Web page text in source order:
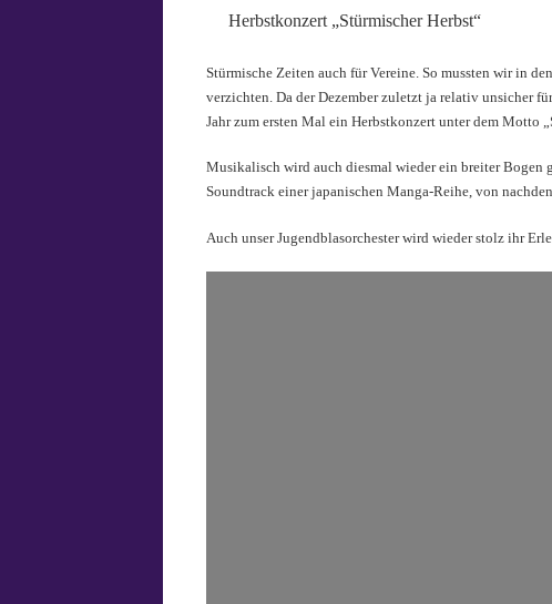
Herbstkonzert „Stürmischer Herbst“
Stürmische Zeiten auch für Vereine. So mussten wir in
verzichten. Da der Dezember zuletzt ja relativ unsicher
Jahr zum ersten Mal ein Herbstkonzert unter dem Motto
Musikalisch wird auch diesmal wieder ein breiter Bogen
Soundtrack einer japanischen Manga-Reihe, von
Auch unser Jugendblasorchester wird wieder stolz ihr